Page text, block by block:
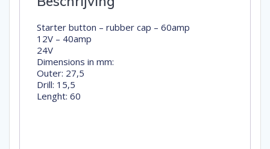
Starter button – rubber cap – 60amp
12V – 40amp
24V
Dimensions in mm:
Outer: 27,5
Drill: 15,5
Lenght: 60